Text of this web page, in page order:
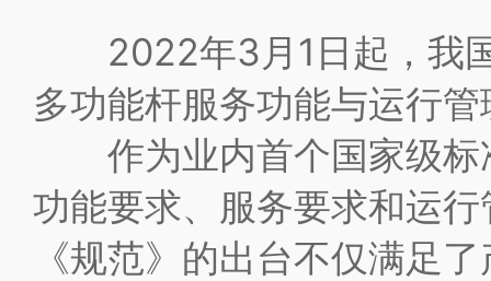
2022年3月1日起，我国
多功能杆服务功能与运行
作为业内首个国家级标
功能要求、服务要求和运
《规范》的出台不仅满足